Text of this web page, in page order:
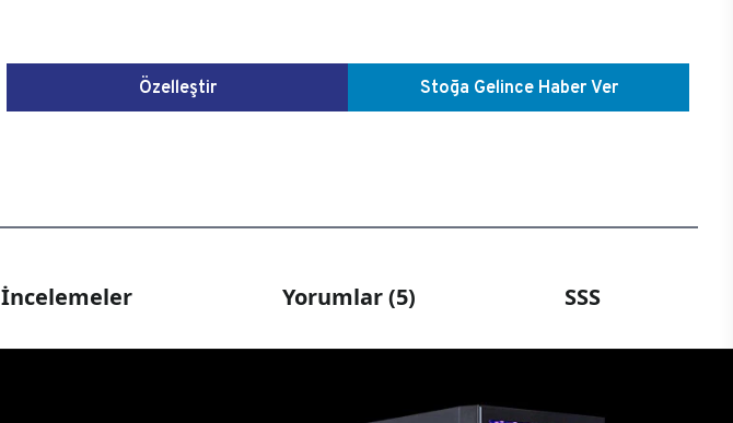
Özelleştir Stoğa Gelince Haber Ver
İncelemeler Yorumlar (5) SSS